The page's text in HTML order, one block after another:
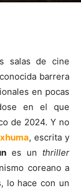
salas de cine
barrera
en pocas
en el que
de 2024. Y no
, escrita y
es un thriller
coreano a
lo hace con un